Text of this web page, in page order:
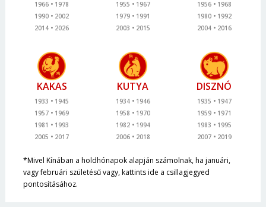
1966
1978
1990
2002
2014
2026
1955
1967
1979
1991
2003
2015
1956
1968
1980
1992
2004
2016
KAKAS
1933
1945
1957
1969
1981
1993
2005
2017
KUTYA
1934
1946
1958
1970
1982
1994
2006
2018
DISZNÓ
1935
1947
1959
1971
1983
1995
2007
2019
*Mivel Kínában a holdhónapok alapján számolnak, ha januári,
vagy februári születésű vagy, kattints ide a csillagjegyed
pontosításához.